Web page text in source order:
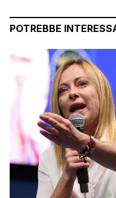
POTREBBE